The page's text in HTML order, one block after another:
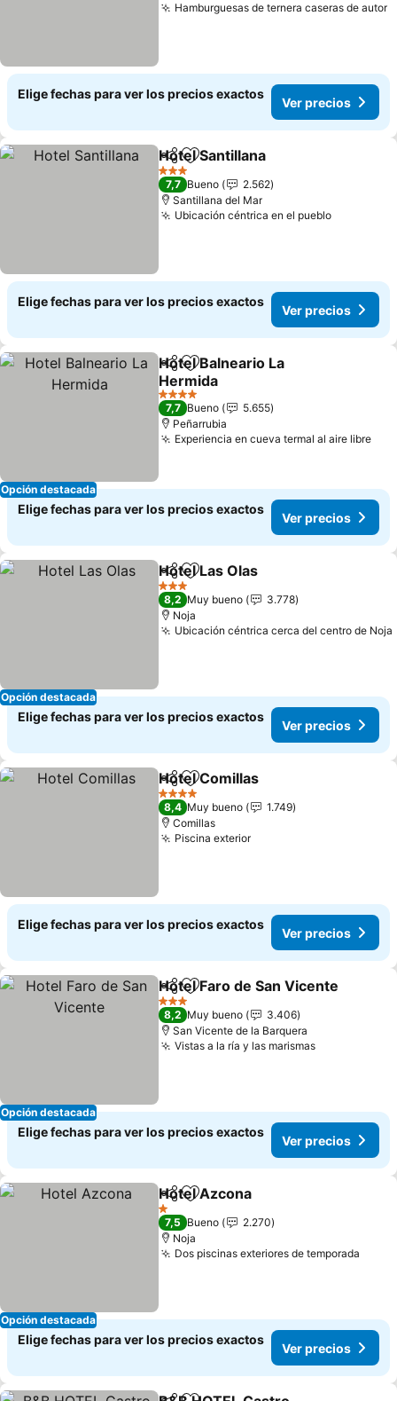
Hamburguesas de ternera caseras de autor
Elige fechas para ver los precios exactos
Ver precios
CompartirAgregar a favoritos
Hotel Santillana
3 Estrellas
7,7 Bueno
2.562
Santillana del Mar
Ubicación céntrica en el pueblo
Elige fechas para ver los precios exactos
Ver precios
Opción destacada
CompartirAgregar a favoritos
Hotel Balneario La
Hermida
4 Estrellas
7,7 Bueno
5.655
Peñarrubia
Experiencia en cueva termal al aire libre
Elige fechas para ver los precios exactos
Ver precios
Opción destacada
CompartirAgregar a favoritos
Hotel Las Olas
3 Estrellas
8,2 Muy bueno
3.778
Noja
Ubicación céntrica cerca del centro de Noja
Elige fechas para ver los precios exactos
Ver precios
CompartirAgregar a favoritos
Hotel Comillas
4 Estrellas
8,4 Muy bueno
1.749
Comillas
Piscina exterior
Elige fechas para ver los precios exactos
Ver precios
Opción destacada
CompartirAgregar a favoritos
Hotel Faro de San Vicente
3 Estrellas
8,2 Muy bueno
3.406
San Vicente de la Barquera
Vistas a la ría y las marismas
Elige fechas para ver los precios exactos
Ver precios
Opción destacada
CompartirAgregar a favoritos
Hotel Azcona
1 Estrellas
7,5 Bueno
2.270
Noja
Dos piscinas exteriores de temporada
Elige fechas para ver los precios exactos
Ver precios